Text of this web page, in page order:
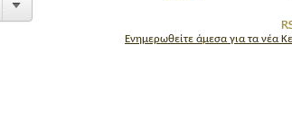
Ενημερωθείτε άμεσα για τα νέα